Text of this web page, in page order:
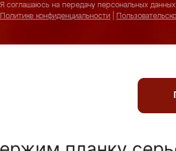
Я соглашаюсь на передачу персональных
Политике конфиденциальности